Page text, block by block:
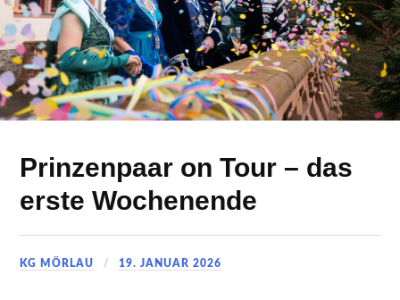
Prinzenpaar on Tour – das
erste Wochenende
KG MÖRLAU 19. JANUAR 2026